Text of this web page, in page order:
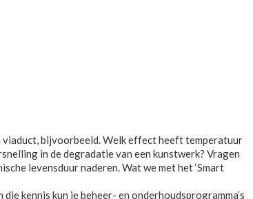
bijvoorbeeld. Welk effect heeft temperatuur
in de degradatie van een kunstwerk? Vragen
levensduur naderen. Wat we met het ‘Smart
kennis kun je beheer- en onderhoudsprogramma’s